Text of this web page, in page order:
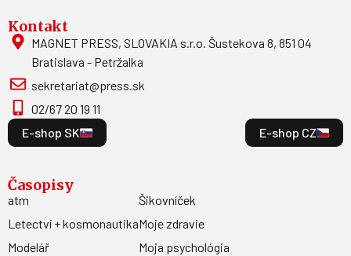
Kontakt
MAGNET PRESS, SLOVAKIA s.r.o. Šustekova 8, 851 04
Bratislava - Petržalka
sekretariat@press.sk
02/67 20 19 11
E-shop SK
E-shop CZ
Časopisy
atm
Letectví + kosmonautika
Modelář
Šikovníček
Moje zdravie
Moja psychológia